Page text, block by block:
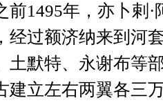
前1495年，亦卜剌
经过额济纳来到河
土默特、永谢布等
建立左右两翼各三